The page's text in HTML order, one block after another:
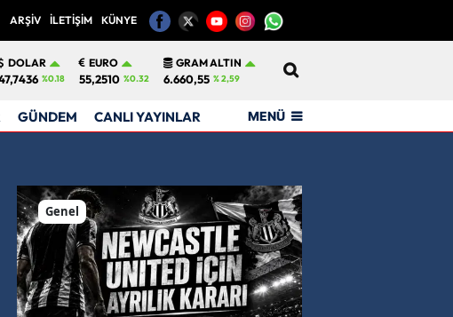
ARŞİV İLETİŞİM KÜNYE
DOLAR
%0.18
EURO
55,2510 %0.32
GRAM ALTIN
6.660,55 % 2,59
GÜNDEM CANLI YAYINLAR MENÜ
Genel